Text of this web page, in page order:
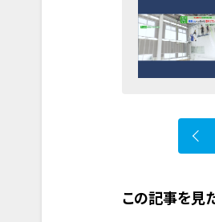
この記事を見